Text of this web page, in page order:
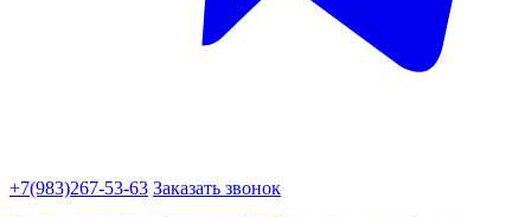
+7(983)267-53-63 Заказать звонок